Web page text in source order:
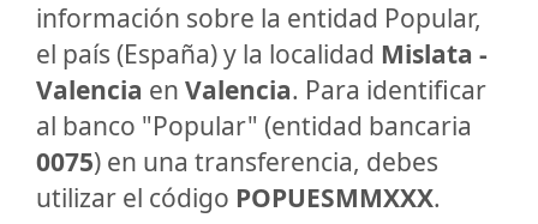
información sobre la entidad Popular,
el país (España) y la localidad Mislata -
Valencia en Valencia. Para identificar
al banco "Popular" (entidad bancaria
0075) en una transferencia, debes
utilizar el código POPUESMMXXX.